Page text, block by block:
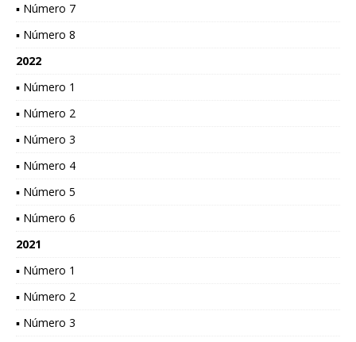
▪ Número 7
▪ Número 8
2022
▪ Número 1
▪ Número 2
▪ Número 3
▪ Número 4
▪ Número 5
▪ Número 6
2021
▪ Número 1
▪ Número 2
▪ Número 3